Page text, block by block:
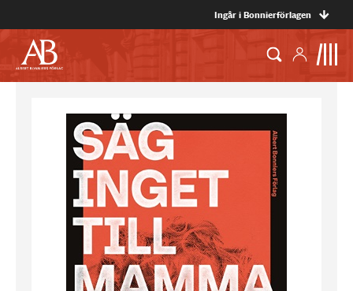
Ingår i Bonnierförlagen